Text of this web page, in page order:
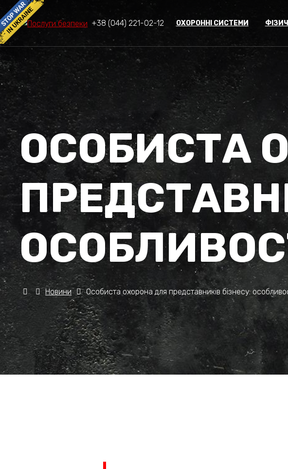
+38 (044) 221-02-12 ОХОРОННІ СИСТЕМИ
ОСОБИСТА
Новини Особиста охорона для представників бізнесу: